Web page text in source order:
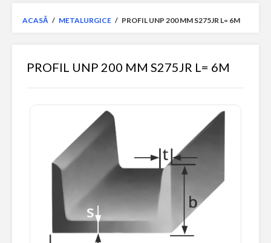
ACASĂ / METALURGICE / PROFIL UNP 200 MM S275JR L= 6M
PROFIL UNP 200 MM S275JR L= 6M